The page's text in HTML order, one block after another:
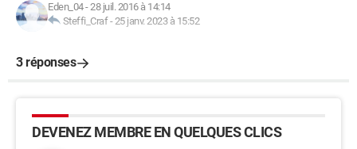
Eden_04-28 juil. 2016 à 14:14
Steffi_Craf-25 janv. 2023 à 15:52
3 réponses
DEVENEZ MEMBRE EN QUELQUES CLICS